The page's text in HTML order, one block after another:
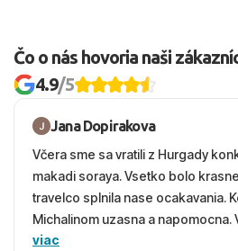
Čo o nás hovoria naši
4.9/5
Jana Dopirakova
Včera sme sa vratili z Hurgady
makadi soraya. Vsetko bolo
travelco splnila nase ocakavania.
Michalinom uzasna a napomocna.
vecernych hodinach zaco sa
viac